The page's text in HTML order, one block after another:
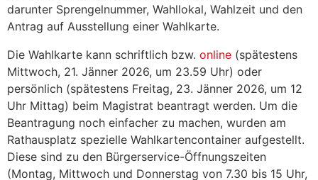
darunter Sprengelnummer, Wahllokal, Wahlzeit und den
Antrag auf Ausstellung einer Wahlkarte.
Die Wahlkarte kann schriftlich bzw. online (spätestens
Mittwoch, 21. Jänner 2026, um 23.59 Uhr) oder
persönlich (spätestens Freitag, 23. Jänner 2026, um 12
Uhr Mittag) beim Magistrat beantragt werden. Um die
Beantragung noch einfacher zu machen, wurden am
Rathausplatz spezielle Wahlkartencontainer aufgestellt.
Diese sind zu den Bürgerservice-Öffnungszeiten
(Montag, Mittwoch und Donnerstag von 7.30 bis 15 Uhr,